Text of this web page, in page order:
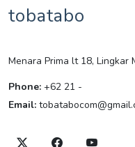
tobatabo
Menara Prima lt 18, Lingkar
Phone: +62 21 -
Email: